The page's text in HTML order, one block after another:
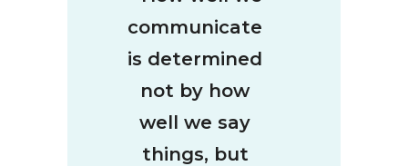
communicate
is determined
not by how
well we say
things, but